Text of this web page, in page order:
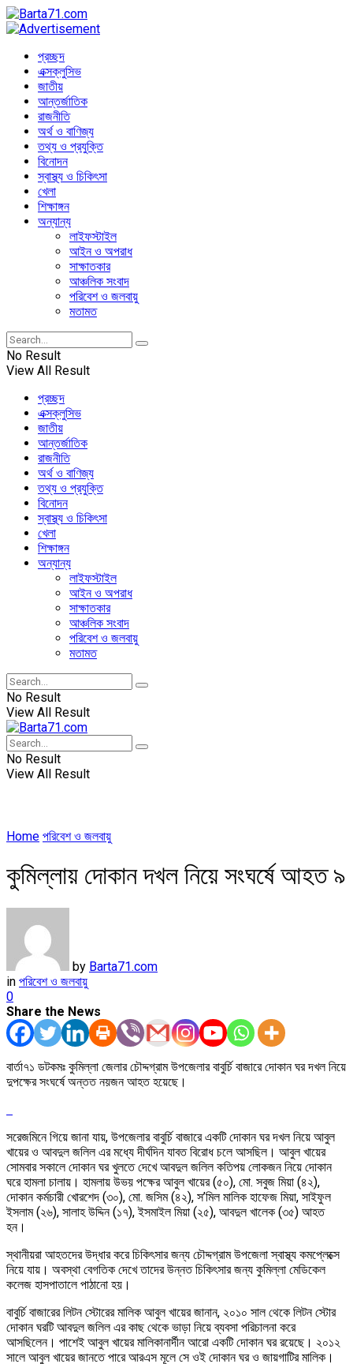
প্রচ্ছদ
এক্সক্লুসিভ
জাতীয়
আন্তর্জাতিক
রাজনীতি
অর্থ ও বাণিজ্য
তথ্য ও প্রযুক্তি
বিনোদন
স্বাস্থ্য ও চিকিৎসা
খেলা
শিক্ষাঙ্গন
অন্যান্য
লাইফস্টাইল
আইন ও অপরাধ
সাক্ষাতকার
আঞ্চলিক সংবাদ
পরিবেশ ও জলবায়ু
মতামত
No Result
View All Result
প্রচ্ছদ
এক্সক্লুসিভ
জাতীয়
আন্তর্জাতিক
রাজনীতি
অর্থ ও বাণিজ্য
তথ্য ও প্রযুক্তি
বিনোদন
স্বাস্থ্য ও চিকিৎসা
খেলা
শিক্ষাঙ্গন
অন্যান্য
লাইফস্টাইল
আইন ও অপরাধ
সাক্ষাতকার
আঞ্চলিক সংবাদ
পরিবেশ ও জলবায়ু
মতামত
No Result
View All Result
No Result
View All Result
Home পরিবেশ ও জলবায়ু
কুমিল্লায় দোকান দখল নিয়ে সংঘর্ষে আহত ৯
by Barta71.com
in পরিবেশ ও জলবায়ু
0
Share the News
বার্তা৭১ ডটকমঃ কুমিল্লা জেলার চৌদ্দগ্রাম উপজেলার বাবুর্চি বাজারে দোকান ঘর দখল নিয়ে
দুপক্ষের সংঘর্ষে অন্তত নয়জন আহত হয়েছে।
সরেজমিনে গিয়ে জানা যায়, উপজেলার বাবুর্চি বাজারে একটি দোকান ঘর দখল নিয়ে আবুল
খায়ের ও আবদুল জলিল এর মধ্যে দীর্ঘদিন যাবত বিরোধ চলে আসছিল। আবুল খায়ের
সোমবার সকালে দোকান ঘর খুলতে দেখে আবদুল জলিল কতিপয় লোকজন নিয়ে দোকান
ঘরে হামলা চালায়। হামলায় উভয় পক্ষের আবুল খায়ের (৫০), মো. সবুজ মিয়া (৪২),
দোকান কর্মচারী খোরশেদ (৩০), মো. জসিম (৪২), স’মিল মালিক হাফেজ মিয়া, সাইফুল
ইসলাম (২৬), সালাহ উদ্দিন (১৭), ইসমাইল মিয়া (২৫), আবদুল খালেক (৩৫) আহত
হন।
স্থানীয়রা আহতদের উদ্ধার করে চিকিৎসার জন্য চৌদ্দগ্রাম উপজেলা স্বাস্থ্য কমপ্লেক্সে
নিয়ে যায়। অবস্থা বেগতিক দেখে তাদের উন্নত চিকিৎসার জন্য কুমিল্লা মেডিকেল
কলেজ হাসপাতালে পাঠানো হয়।
বাবুর্চি বাজারের লিটন স্টোরের মালিক আবুল খায়ের জানান, ২০১০ সাল থেকে লিটন স্টোর
দোকান ঘরটি আবদুল জলিল এর কাছ থেকে ভাড়া নিয়ে ব্যবসা পরিচালনা করে
আসছিলেন। পাশেই আবুল খায়ের মালিকানার্দীন আরো একটি দোকান ঘর রয়েছে। ২০১২
সালে আবুল খায়ের জানতে পারে আরএস মূলে সে ওই দোকান ঘর ও জায়গাটির মালিক।